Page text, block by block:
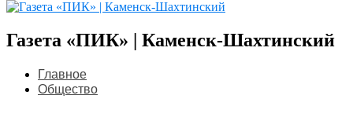
Газета «ПИК» | Каменск-Шахтинский
Главное
Общество